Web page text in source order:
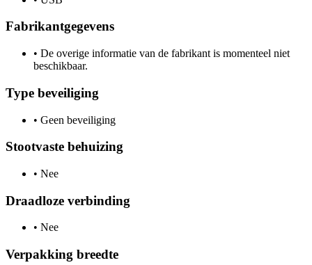
Fabrikantgegevens
• De overige informatie van de fabrikant is momenteel niet
beschikbaar.
Type beveiliging
• Geen beveiliging
Stootvaste behuizing
• Nee
Draadloze verbinding
• Nee
Verpakking breedte